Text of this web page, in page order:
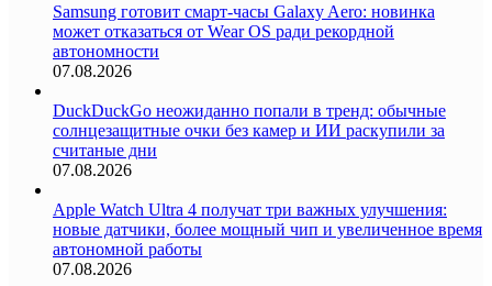
Samsung готовит смарт-часы Galaxy Aero: новинка
может отказаться от Wear OS ради рекордной
автономности
07.08.2026
DuckDuckGo неожиданно попали в тренд: обычные
солнцезащитные очки без камер и ИИ раскупили за
считаные дни
07.08.2026
Apple Watch Ultra 4 получат три важных улучшения:
новые датчики, более мощный чип и увеличенное время
автономной работы
07.08.2026